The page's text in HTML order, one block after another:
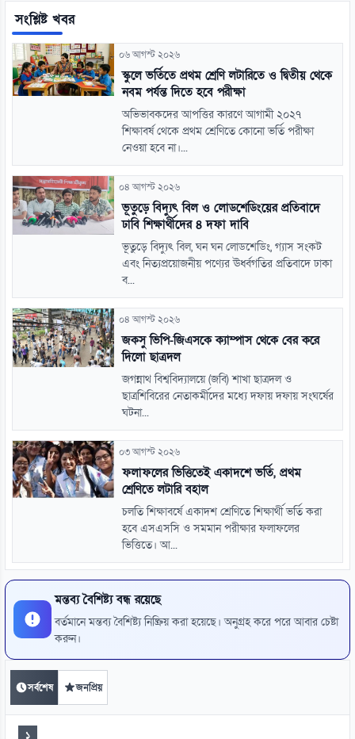
সংশ্লিষ্ট খবর
০৬ আগস্ট ২০২৬
স্কুলে ভর্তিতে প্রথম শ্রেণি লটারিতে ও দ্বিতীয় থেকে
নবম পর্যন্ত দিতে হবে পরীক্ষা
অভিভাবকদের আপত্তির কারণে আগামী ২০২৭
শিক্ষাবর্ষ থেকে প্রথম শ্রেণিতে কোনো ভর্তি পরীক্ষা
নেওয়া হবে না।...
০৪ আগস্ট ২০২৬
ভূতুড়ে বিদ্যুৎ বিল ও লোডশেডিংয়ের প্রতিবাদে
ঢাবি শিক্ষার্থীদের ৪ দফা দাবি
ভূতুড়ে বিদ্যুৎ বিল, ঘন ঘন লোডশেডিং, গ্যাস সংকট
এবং নিত্যপ্রয়োজনীয় পণ্যের ঊর্ধ্বগতির প্রতিবাদে ঢাকা
ব...
০৪ আগস্ট ২০২৬
জকসু ভিপি-জিএসকে ক্যাম্পাস থেকে বের করে
দিলো ছাত্রদল
জগন্নাথ বিশ্ববিদ্যালয়ে (জবি) শাখা ছাত্রদল ও
ছাত্রশিবিরের নেতাকর্মীদের মধ্যে দফায় দফায় সংঘর্ষের
ঘটনা...
০৩ আগস্ট ২০২৬
ফলাফলের ভিত্তিতেই একাদশে ভর্তি, প্রথম
শ্রেণিতে লটারি বহাল
চলতি শিক্ষাবর্ষে একাদশ শ্রেণিতে শিক্ষার্থী ভর্তি করা
হবে এসএসসি ও সমমান পরীক্ষার ফলাফলের
ভিত্তিতে। আ...
মন্তব্য বৈশিষ্ট্য বন্ধ রয়েছে
বর্তমানে মন্তব্য বৈশিষ্ট্য নিষ্ক্রিয় করা হয়েছে। অনুগ্রহ করে পরে আবার চেষ্টা
করুন।
সর্বশেষ জনপ্রিয়
১